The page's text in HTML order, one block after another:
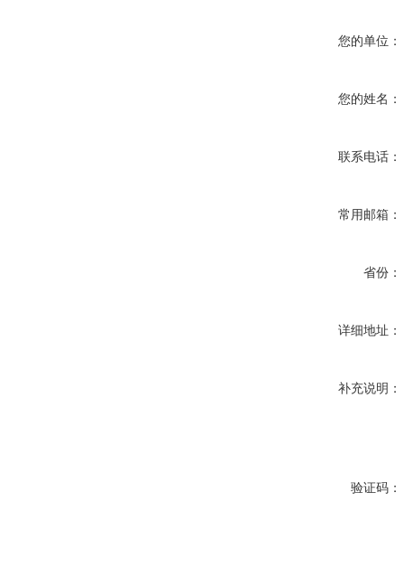
您的单位：
您的姓名：
联系电话：
常用邮箱：
省份：
详细地址：
补充说明：
验证码：